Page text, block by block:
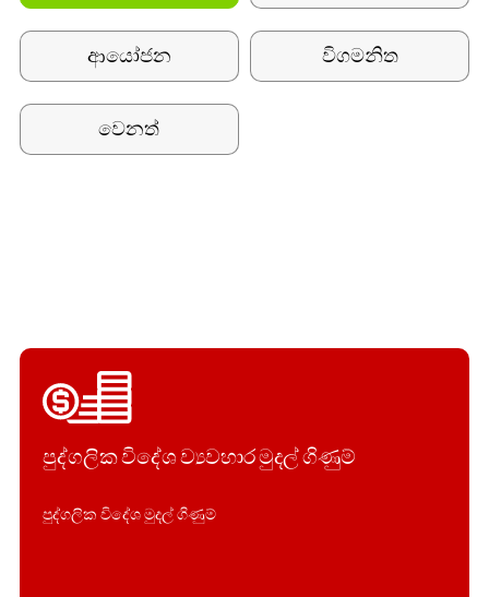
ආයෝජන විගමනිත
වෙනත්
පුද්ගලික විදේශ ව්‍යවහාර මුදල් ගිණුම්
පුද්ගලික විදේශ මුදල් ගිණුම්